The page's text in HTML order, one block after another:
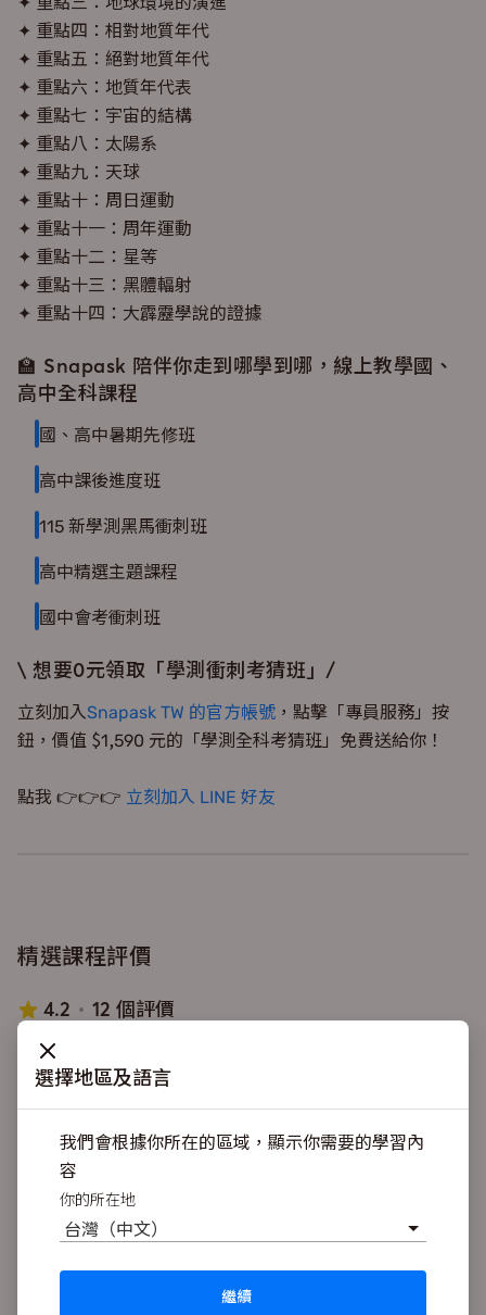
選擇地區及語言
我們會根據你所在的區域，顯示你需要的學習內
容
你的所在地
台灣（中文）
繼續
✦ 重點四：相對地質年代
✦ 重點五：絕對地質年代
✦ 重點六：地質年代表
✦ 重點七：宇宙的結構
✦ 重點八：太陽系
✦ 重點九：天球
✦ 重點十：周日運動
✦ 重點十一：周年運動
✦ 重點十二：星等
✦ 重點十三：黑體輻射
✦ 重點十四：大霹靂學說的證據
🏫 Snapask 陪伴你走到哪學到哪，線上教學國、
高中全科課程
國、高中暑期先修班
高中課後進度班
115 新學測黑馬衝刺班
高中精選主題課程
國中會考衝刺班
\ 想要0元領取「學測衝刺考猜班」/
立刻加入Snapask TW 的官方帳號 ，點擊「專員服務」按
鈕，價值 $1,590 元的「學測全科考猜班」免費送給你！
點我 👉👉👉 立刻加入 LINE 好友
精選課程評價
4.2 12 個評價
raymondhuang2020
2022/12/08
教學風格
課題難度
JingJie01